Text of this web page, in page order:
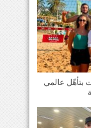
بتأهّل عالمي